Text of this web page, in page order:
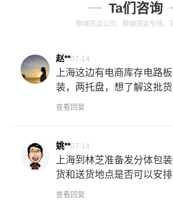
Ta们咨询
聊城货运公司、聊城货运专线、
赵**07-14
上海这边有电商库存电路
装，两托盘，想了解这批
查看回复
姚**07-14
上海到林芝准备发分体包
货和送货地点是否可以安排
查看回复